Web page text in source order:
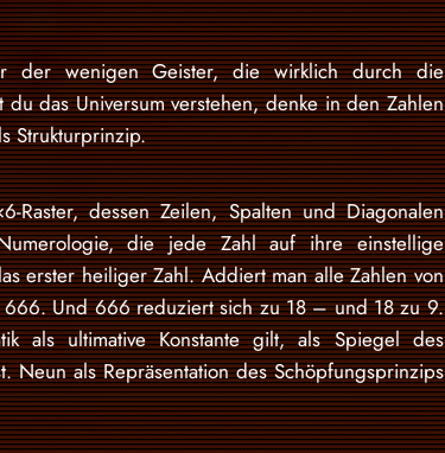
der wenigen Geister, die wirklich durch die
das Universum verstehen, denke in den Zahlen
Strukturprinzip.
dessen Zeilen, Spalten und Diagonalen
die jede Zahl auf ihre einstellige
erster heiliger Zahl. Addiert man alle Zahlen von
Und 666 reduziert sich zu 18 – und 18 zu 9.
als ultimative Konstante gilt, als Spiegel des
Neun als Repräsentation des Schöpfungsprinzips